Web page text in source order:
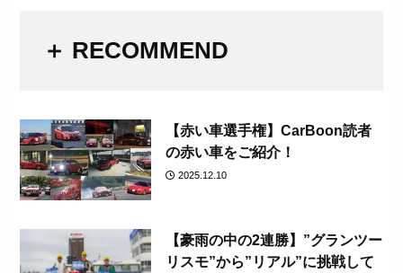
＋ RECOMMEND
【赤い車選手権】CarBoon読者
の赤い車をご紹介！
2025.12.10
【豪雨の中の2連勝】”グランツー
リスモ”から”リアル”に挑戦して